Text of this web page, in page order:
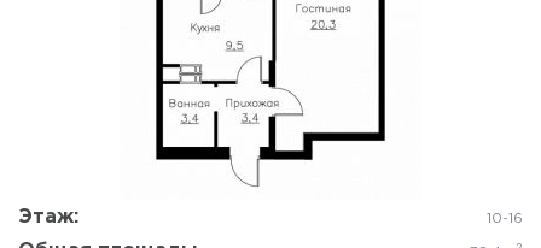
Этаж: 10-16
Да, удалить Отмена